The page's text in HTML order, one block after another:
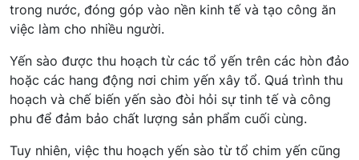
trong nước, đóng góp vào nền kinh tế và tạo công ăn
việc làm cho nhiều người.
Yến sào được thu hoạch từ các tổ yến trên các hòn đảo
hoặc các hang động nơi chim yến xây tổ. Quá trình thu
hoạch và chế biến yến sào đòi hỏi sự tinh tế và công
phu để đảm bảo chất lượng sản phẩm cuối cùng.
Tuy nhiên, việc thu hoạch yến sào từ tổ chim yến cũng